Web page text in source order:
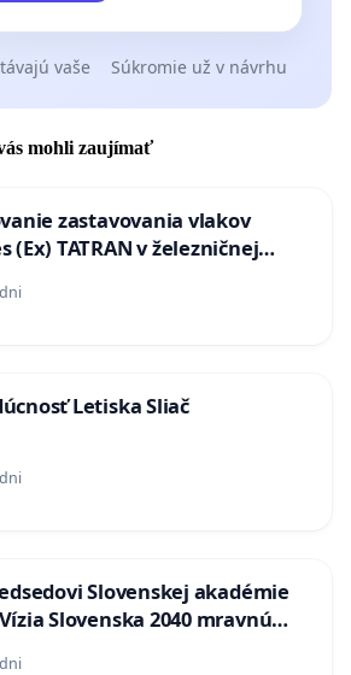
vaše Súkromie už v návrhu
mohli zaujímať
zastavovania vlakov
(Ex) TATRAN v železničnej
Letiska Sliač
Slovenskej akadémie
Slovenska 2040 mravnú